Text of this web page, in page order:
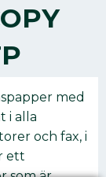
med
i alla
och fax, i
ett